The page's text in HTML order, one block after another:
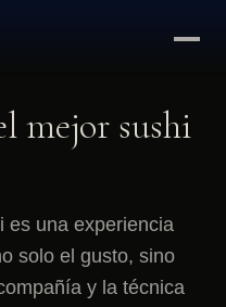
mejor sushi
es una experiencia
solo el gusto, sino
y la técnica